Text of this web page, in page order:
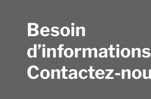
Besoin
Contactez-